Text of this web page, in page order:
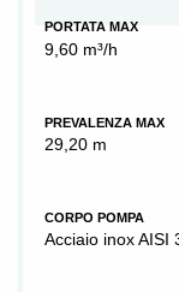
PORTATA MAX
9,60 m³/h
PREVALENZA MAX
29,20 m
CORPO POMPA
Acciaio inox AISI